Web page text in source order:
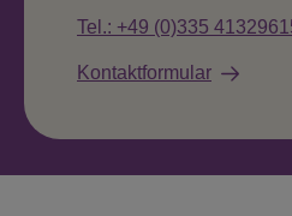
Tel.: +49 (0)335
Kontaktformular